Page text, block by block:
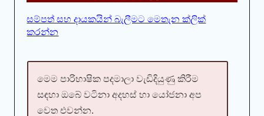
සම්පත් සහ දායකයින් බැලීමට මෙතැන ක්ලික්
කරන්න
මෙම පාරිභාෂික පදමාලා වැඩිදියුණු කිරීම
සඳහා ඔබේ වටිනා අදහස් හා යෝජනා අප
වෙත එවන්න.